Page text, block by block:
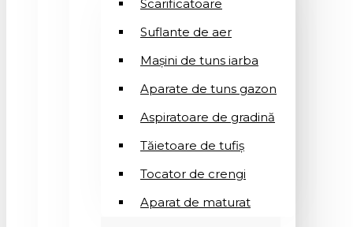
Scarificatoare
Suflantе de aer
Mașini de tuns iarba
Aparate de tuns gazon
Aspiratoare de gradină
Tăietoare de tufiș
Tocator de crengi
Aparat de maturat